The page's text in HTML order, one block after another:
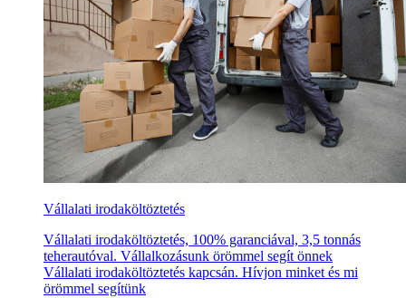
Vállalati irodaköltöztetés
Vállalati irodaköltöztetés, 100% garanciával, 3,5 tonnás
teherautóval. Vállalkozásunk örömmel segít önnek
Vállalati irodaköltöztetés kapcsán. Hívjon minket és mi
örömmel segítünk